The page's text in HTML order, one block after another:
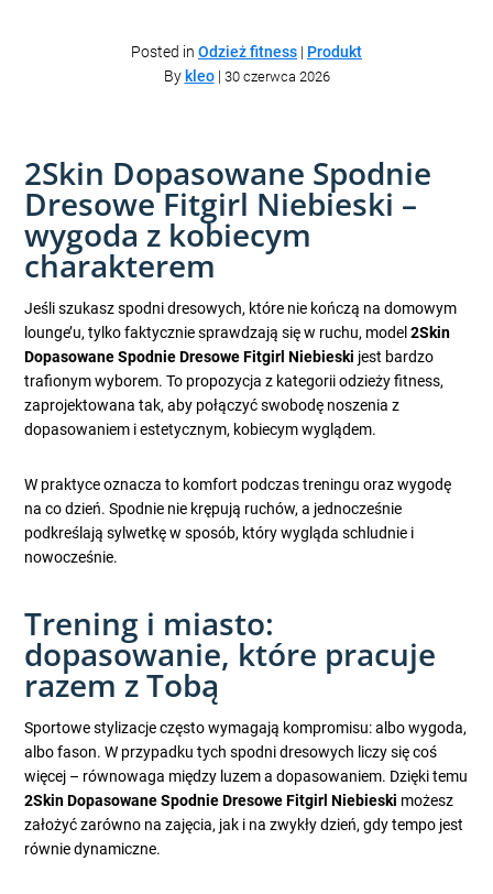
Posted in Odzież fitness | Produkt
By kleo| 30 czerwca 2026
2Skin Dopasowane Spodnie
Dresowe Fitgirl Niebieski –
wygoda z kobiecym
charakterem
Jeśli szukasz spodni dresowych, które nie kończą na domowym
lounge’u, tylko faktycznie sprawdzają się w ruchu, model2Skin
Dopasowane Spodnie Dresowe Fitgirl Niebieski jest bardzo
trafionym wyborem. To propozycja z kategorii odzieży fitness,
zaprojektowana tak, aby połączyć swobodę noszenia z
dopasowaniem i estetycznym, kobiecym wyglądem.
W praktyce oznacza to komfort podczas treningu oraz wygodę
na co dzień. Spodnie nie krępują ruchów, a jednocześnie
podkreślają sylwetkę w sposób, który wygląda schludnie i
nowocześnie.
Trening i miasto:
dopasowanie, które pracuje
razem z Tobą
Sportowe stylizacje często wymagają kompromisu: albo wygoda,
albo fason. W przypadku tych spodni dresowych liczy się coś
więcej – równowaga między luzem a dopasowaniem. Dzięki temu
2Skin Dopasowane Spodnie Dresowe Fitgirl Niebieski możesz
założyć zarówno na zajęcia, jak i na zwykły dzień, gdy tempo jest
równie dynamiczne.